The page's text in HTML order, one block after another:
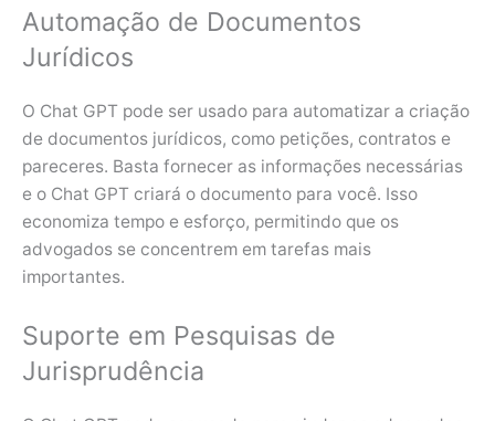
Automação de Documentos
Jurídicos
O Chat GPT pode ser usado para automatizar a criação
de documentos jurídicos, como petições, contratos e
pareceres. Basta fornecer as informações necessárias
e o Chat GPT criará o documento para você. Isso
economiza tempo e esforço, permitindo que os
advogados se concentrem em tarefas mais
importantes.
Suporte em Pesquisas de
Jurisprudência